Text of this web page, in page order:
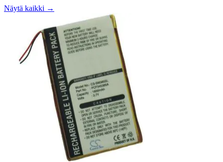
Näytä kaikki →